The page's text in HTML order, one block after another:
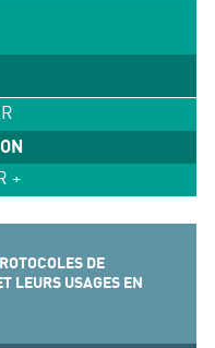
+
DE
LEURS USAGES EN